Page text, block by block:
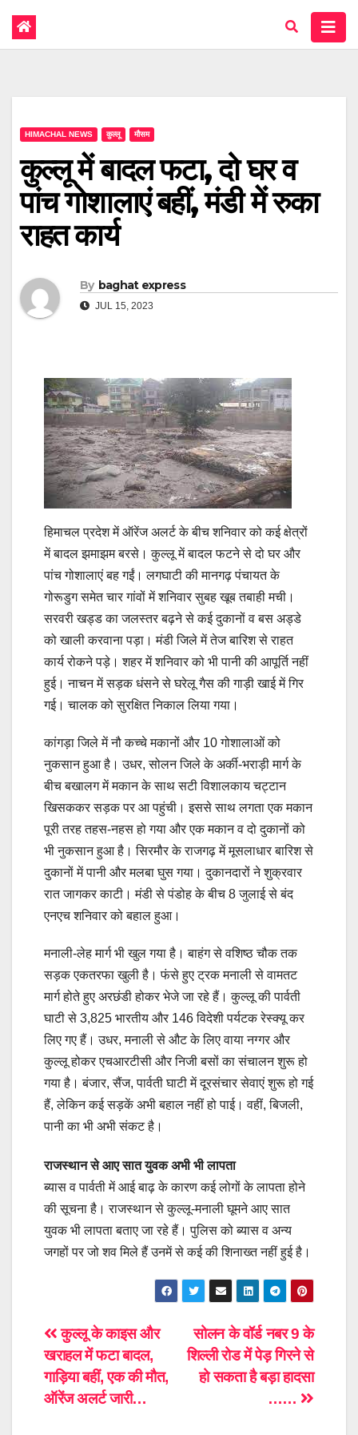
HIMACHAL NEWS कुल्लू मौसम
कुल्लू में बादल फटा, दो घर व
पांच गोशालाएं बहीं, मंडी में रुका
राहत कार्य
By baghat express
JUL 15, 2023
हिमाचल प्रदेश में ऑरेंज अलर्ट के बीच शनिवार को कई क्षेत्रों
में बादल झमाझम बरसे। कुल्लू में बादल फटने से दो घर और
पांच गोशालाएं बह गईं। लगघाटी की मानगढ़ पंचायत के
गोरूडुग समेत चार गांवों में शनिवार सुबह खूब तबाही मची।
सरवरी खड्ड का जलस्तर बढ़ने से कई दुकानों व बस अड्डे
को खाली करवाना पड़ा। मंडी जिले में तेज बारिश से राहत
कार्य रोकने पड़े। शहर में शनिवार को भी पानी की आपूर्ति नहीं
हुई। नाचन में सड़क धंसने से घरेलू गैस की गाड़ी खाई में गिर
गई। चालक को सुरक्षित निकाल लिया गया।
कांगड़ा जिले में नौ कच्चे मकानों और 10 गोशालाओं को
नुकसान हुआ है। उधर, सोलन जिले के अर्की-भराड़ी मार्ग के
बीच बखालग में मकान के साथ सटी विशालकाय चट्टान
खिसककर सड़क पर आ पहुंची। इससे साथ लगता एक मकान
पूरी तरह तहस-नहस हो गया और एक मकान व दो दुकानों को
भी नुकसान हुआ है। सिरमौर के राजगढ़ में मूसलाधार बारिश से
दुकानों में पानी और मलबा घुस गया। दुकानदारों ने शुक्रवार
रात जागकर काटी। मंडी से पंडोह के बीच 8 जुलाई से बंद
एनएच शनिवार को बहाल हुआ।
मनाली-लेह मार्ग भी खुल गया है। बाहंग से वशिष्ठ चौक तक
सड़क एकतरफा खुली है। फंसे हुए ट्रक मनाली से वामतट
मार्ग होते हुए अरछंडी होकर भेजे जा रहे हैं। कुल्लू की पार्वती
घाटी से 3,825 भारतीय और 146 विदेशी पर्यटक रेस्क्यू कर
लिए गए हैं। उधर, मनाली से औट के लिए वाया नग्गर और
कुल्लू होकर एचआरटीसी और निजी बसों का संचालन शुरू हो
गया है। बंजार, सैंज, पार्वती घाटी में दूरसंचार सेवाएं शुरू हो गई
हैं, लेकिन कई सड़कें अभी बहाल नहीं हो पाई। वहीं, बिजली,
पानी का भी अभी संकट है।
राजस्थान से आए सात युवक अभी भी लापता
ब्यास व पार्वती में आई बाढ़ के कारण कई लोगों के लापता होने
की सूचना है। राजस्थान से कुल्लू-मनाली घूमने आए सात
युवक भी लापता बताए जा रहे हैं। पुलिस को ब्यास व अन्य
जगहों पर जो शव मिले हैं उनमें से कई की शिनाख्त नहीं हुई है।
Post
navigation
सोलन के वॉर्ड नबर 9 के
शिल्ली रोड में पेड़ गिरने से
हो सकता है बड़ा हादसा
……
कुल्लू के काइस और
खराहल में फटा बादल,
गाड़िया बहीं, एक की मौत,
ऑरेंज अलर्ट जारी…